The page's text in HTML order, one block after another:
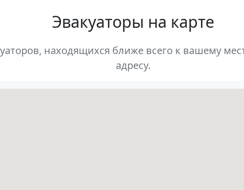
Эвакуаторы на карте
находящихся ближе всего к вашему
адресу.